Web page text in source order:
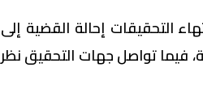
التحقيقات إحالة القضية إلى
فيما تواصل جهات التحقيق نظر